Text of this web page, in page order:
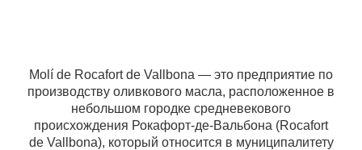
Molí de Rocafort de Vallbona — это предприятие по
производству оливкового масла, расположенное в
небольшом городке средневекового
происхождения Рокафорт-де-Вальбона (Rocafort
de Vallbona), который относится в муниципалитету